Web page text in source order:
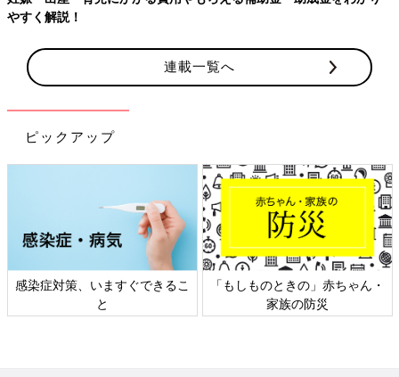
連載一覧へ
ピックアップ
日本外来小児科学会リーフレッ
ト検討会
六星占術 細木かおりさんの人生
相談